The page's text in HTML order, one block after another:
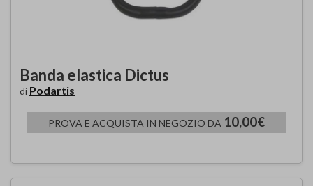
Banda elastica Dictus
di Podartis
PROVA E ACQUISTA IN NEGOZIO DA 10,00€